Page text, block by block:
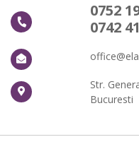
0752
0742
Str.
Bucuresti